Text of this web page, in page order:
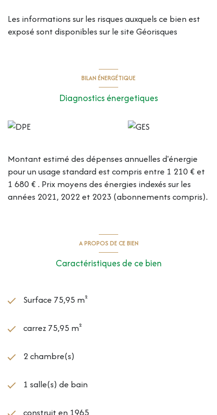
Les informations sur les risques auxquels ce bien est
exposé sont disponibles sur le site Géorisques
BILAN ÉNERGÉTIQUE
Diagnostics énergetiques
Montant estimé des dépenses annuelles d'énergie
pour un usage standard est compris entre 1 210 € et
1 680 € . Prix moyens des énergies indexés sur les
années 2021, 2022 et 2023 (abonnements compris).
A PROPOS DE CE BIEN
Caractéristiques de ce bien
Surface 75,95 m²
carrez 75,95 m²
2 chambre(s)
1 salle(s) de bain
construit en 1965